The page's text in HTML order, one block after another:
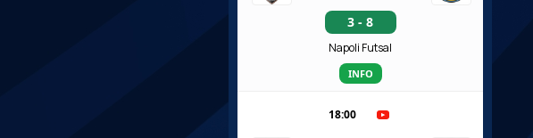
3 - 8
Napoli Futsal
INFO
18:00